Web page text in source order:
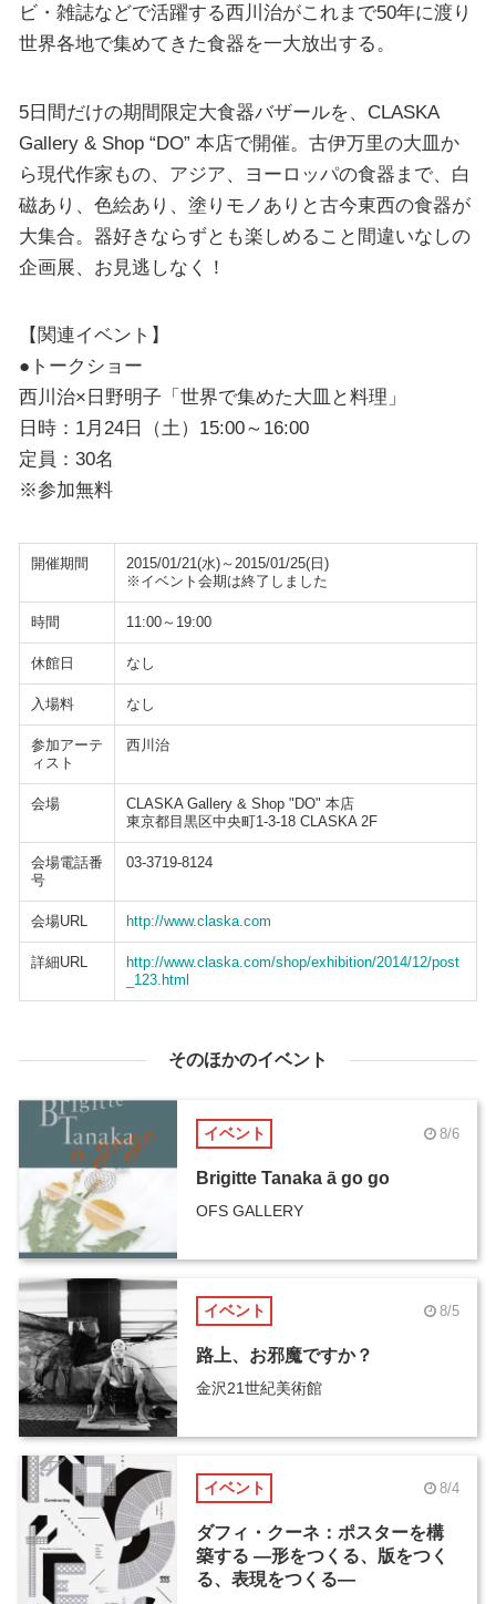
ビ・雑誌などで活躍する西川治がこれまで50年に渡り
世界各地で集めてきた食器を一大放出する。
5日間だけの期間限定大食器バザールを、CLASKA
Gallery & Shop “DO” 本店で開催。古伊万里の大皿か
ら現代作家もの、アジア、ヨーロッパの食器まで、白
磁あり、色絵あり、塗りモノありと古今東西の食器が
大集合。器好きならずとも楽しめること間違いなしの
企画展、お見逃しなく！
【関連イベント】
●トークショー
西川治×日野明子「世界で集めた大皿と料理」
日時：1月24日（土）15:00～16:00
定員：30名
※参加無料
開催期間
2015/01/21(水)～2015/01/25(日)
※イベント会期は終了しました
時間 11:00～19:00
休館日 なし
入場料 なし
参加アーテ
ィスト
西川治
会場
CLASKA Gallery & Shop "DO" 本店
東京都目黒区中央町1-3-18 CLASKA 2F
会場電話番
号
03-3719-8124
会場URL http://www.claska.com
詳細URL
http://www.claska.com/shop/exhibition/2014/12/post
_123.html
そのほかのイベント
イベント 8/6
Brigitte Tanaka ā go go
OFS GALLERY
イベント 8/5
路上、お邪魔ですか？
金沢21世紀美術館
イベント 8/4
ダフィ・クーネ：ポスターを構
築する ―形をつくる、版をつく
る、表現をつくる―